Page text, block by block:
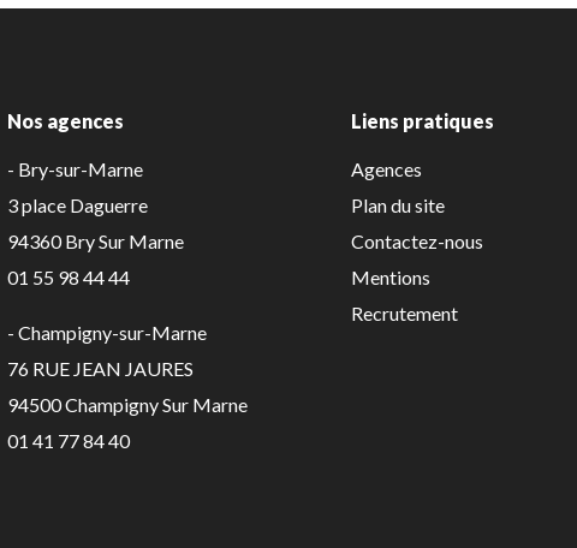
Nos agences
- Bry-sur-Marne
3 place Daguerre
94360 Bry Sur Marne
01 55 98 44 44
- Champigny-sur-Marne
76 RUE JEAN JAURES
94500 Champigny Sur Marne
01 41 77 84 40
Liens pratiques
Agences
Plan du site
Contactez-nous
Mentions
Recrutement